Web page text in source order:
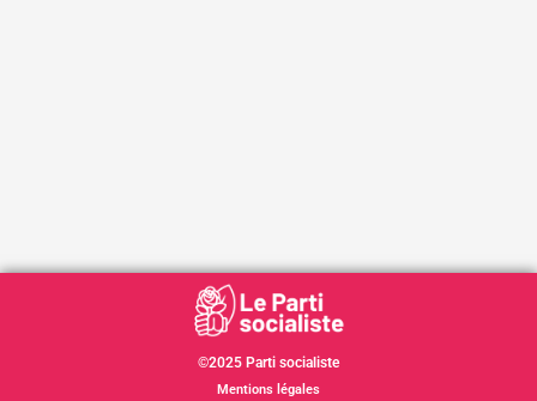
©2025 Parti socialiste
Mentions légales